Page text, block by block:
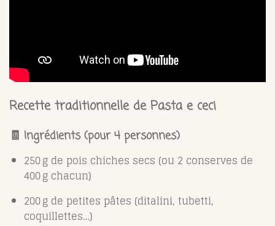
Recette traditionnelle de Pasta e ceci
🧾 Ingrédients (pour 4 personnes)
250 g de pois chiches secs (ou 2 conserves de
400 g chacun)
200 g de petites pâtes (ditalini, tubetti,
coquillettes…)